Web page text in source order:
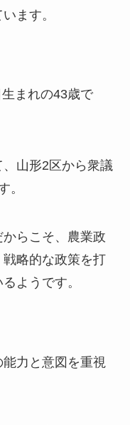
ます。
まれの43歳で
山形2区から衆議
。
らこそ、農業政
略的な政策を打
ようです。
力と意図を重視